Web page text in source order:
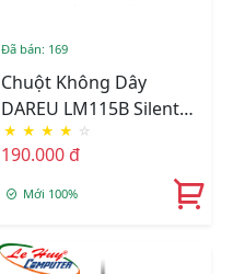
Đã bán: 169
Chuột Không Dây
DAREU LM115B Silent
Bluetooth + 2.4G (Dual
Mode)
(Đen/Hồng/Trắng)
★ ★ ★ ★ ☆
190.000 đ
Mới 100%